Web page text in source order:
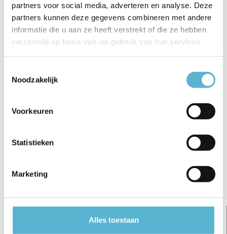
partners voor social media, adverteren en analyse. Deze
partners kunnen deze gegevens combineren met andere
informatie die u aan ze heeft verstrekt of die ze hebben
verzameld op basis van uw gebruik van hun services.
Noodzakelijk
Voorkeuren
Statistieken
Marketing
Alles toestaan
€799,00 €1.199,00 €799,00
0